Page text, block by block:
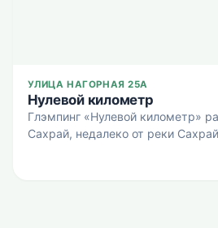
УЛИЦА НАГОРНАЯ 25А
Нулевой километр
Глэмпинг «Нулевой километр»
Сахрай, недалеко от реки